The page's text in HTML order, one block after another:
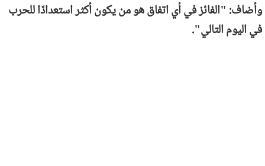
وأضاف: "الفائز في أي اتفاق هو من يكون أكثر استعدادًا للحرب
في اليوم التالي".